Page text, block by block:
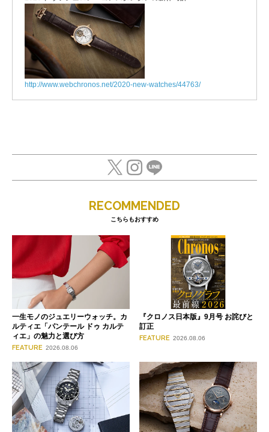
http://www.webchronos.net/2020-new-watches/44763/
RECOMMENDED
こちらもおすすめ
一生モノのジュエリーウォッチ。カ
ルティエ「パンテール ドゥ カルテ
ィエ」の魅力と選び方
FEATURE 2026.08.06
『クロノス日本版』9月号 お詫びと
訂正
FEATURE 2026.08.06